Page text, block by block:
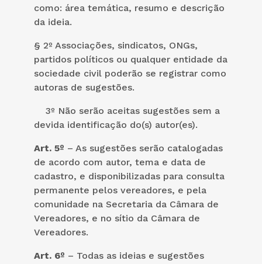
como: área temática, resumo e descrição
da ideia.
§ 2º Associações, sindicatos, ONGs,
partidos políticos ou qualquer entidade da
sociedade civil poderão se registrar como
autoras de sugestões.
3º Não serão aceitas sugestões sem a
devida identificação do(s) autor(es).
Art. 5º – As sugestões serão catalogadas
de acordo com autor, tema e data de
cadastro, e disponibilizadas para consulta
permanente pelos vereadores, e pela
comunidade na Secretaria da Câmara de
Vereadores, e no sítio da Câmara de
Vereadores.
Art. 6º – Todas as ideias e sugestões